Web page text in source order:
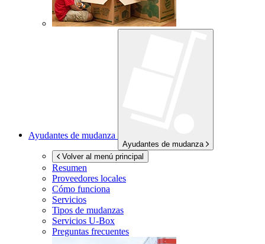
Ayudantes de mudanza
Ayudantes de mudanza
Volver al menú principal
Resumen
Proveedores locales
Cómo funciona
Servicios
Tipos de mudanzas
Servicios U-Box
Preguntas frecuentes